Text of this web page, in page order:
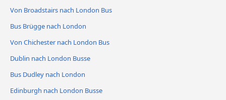
Von Broadstairs nach London Bus
Bus Brügge nach London
Von Chichester nach London Bus
Dublin nach London Busse
Bus Dudley nach London
Edinburgh nach London Busse